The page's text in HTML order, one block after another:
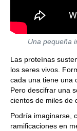
Una pequeña
Las proteínas
los seres vivos.
cada una tiene una
Pero descifrar una
cientos de miles de
Podría imaginarse,
ramificaciones en